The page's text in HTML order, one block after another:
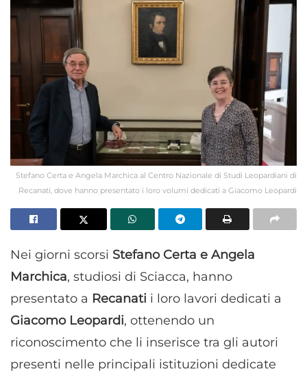
Stefano Certa e Angela Marchica al Centro Nazionale di Studi Leopardiani di
Recanati, dove hanno presentato i loro volumi dedicati a Giacomo Leopardi
Nei giorni scorsi Stefano Certa e Angela
Marchica, studiosi di Sciacca, hanno
presentato a Recanati i loro lavori dedicati a
Giacomo Leopardi, ottenendo un
riconoscimento che li inserisce tra gli autori
presenti nelle principali istituzioni dedicate